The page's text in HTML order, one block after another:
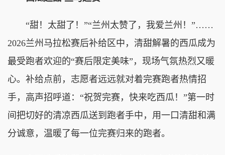
“甜！太甜了！”“兰州太赞了，我爱兰州！”……
2026兰州马拉松赛后补给区中，清甜解暑的西瓜成为
最受跑者欢迎的“赛后限定美味”，现场气氛热烈又暖
心。补给点前，志愿者远远就对着完赛跑者热情招
手，高声招呼道：“祝贺完赛，快来吃西瓜！”第一时
间把切好的清凉西瓜送到跑者手中，用一口清甜和满
分诚意，温暖了每一位完赛归来的跑者。